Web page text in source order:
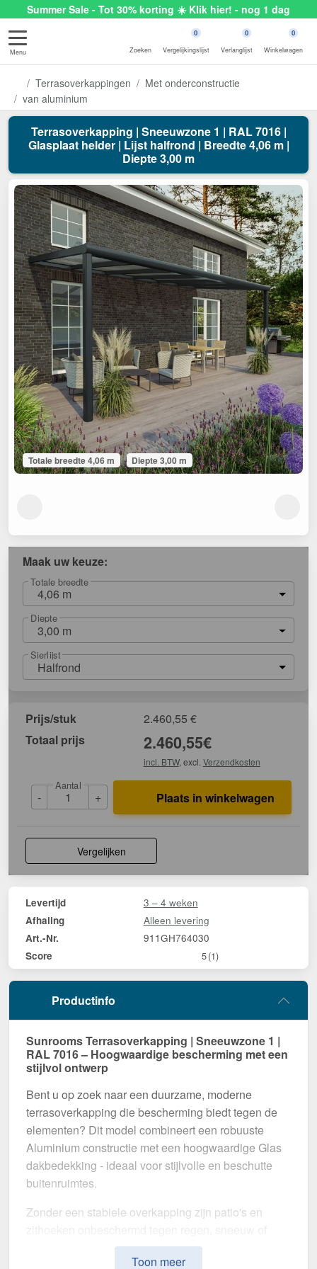
Summer Sale - Tot 30% korting ☀️ Klik hier! - nog 1 dag
Menu Zoeken
0
Vergelijkingslijst
0
Verlanglijst
0
Winkelwagen
Terrasoverkappingen
Met onderconstructie
van aluminium
Terrasoverkapping | Sneeuwzone 1 | RAL 7016 |
Glasplaat helder | Lijst halfrond | Breedte 4,06 m |
Diepte 3,00 m
Totale breedte 4,06 m Diepte 3,00 m
Maak uw keuze:
Totale breedte
4,06 m
Diepte
3,00 m
Sierlijst
Halfrond
Prijs/stuk 2.460,55 €
Totaal prijs
2.460,55€
incl. BTW, excl. Verzendkosten
-
Aantal
+ Plaats in winkelwagen
Vergelijken
Levertijd 3 – 4 weken
Afhaling Alleen levering
Art.-Nr. 911GH764030
Score 5(1)
Productinfo
Sunrooms Terrasoverkapping | Sneeuwzone 1 |
RAL 7016 – Hoogwaardige bescherming met een
stijlvol ontwerp
Bent u op zoek naar een duurzame, moderne
terrasoverkapping die bescherming biedt tegen de
elementen? Dit model combineert een robuuste
Aluminium constructie met een hoogwaardige Glas
dakbedekking - ideaal voor stijlvolle en beschutte
buitenruimtes.
Zonder een stabiele overkapping zijn patio's en
intens zonlicht. Deze terrasoverkapping is speciaal
duurzame en visueel
Toon meer